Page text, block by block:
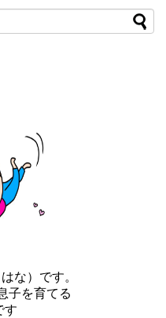
な）です。
子を育てる
す